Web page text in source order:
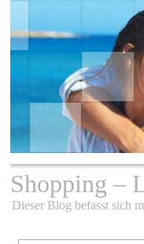
Shopping –
Dieser Blog befasst sich